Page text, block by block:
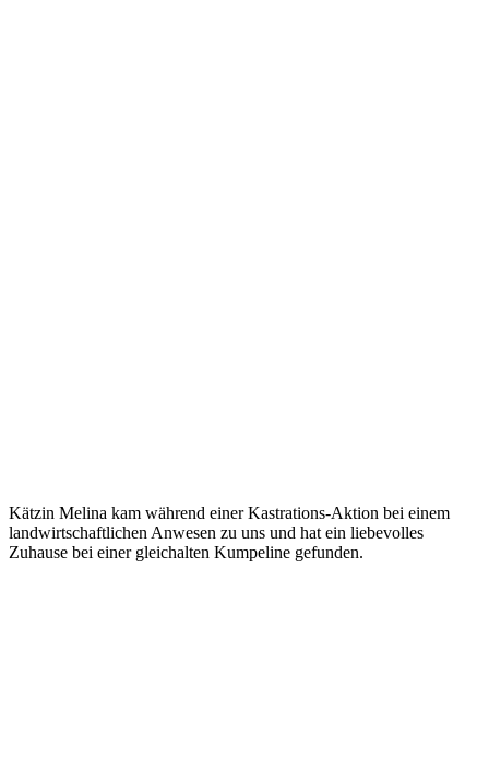
Kätzin Melina kam während einer Kastrations-Aktion bei einem
landwirtschaftlichen Anwesen zu uns und hat ein liebevolles
Zuhause bei einer gleichalten Kumpeline gefunden.